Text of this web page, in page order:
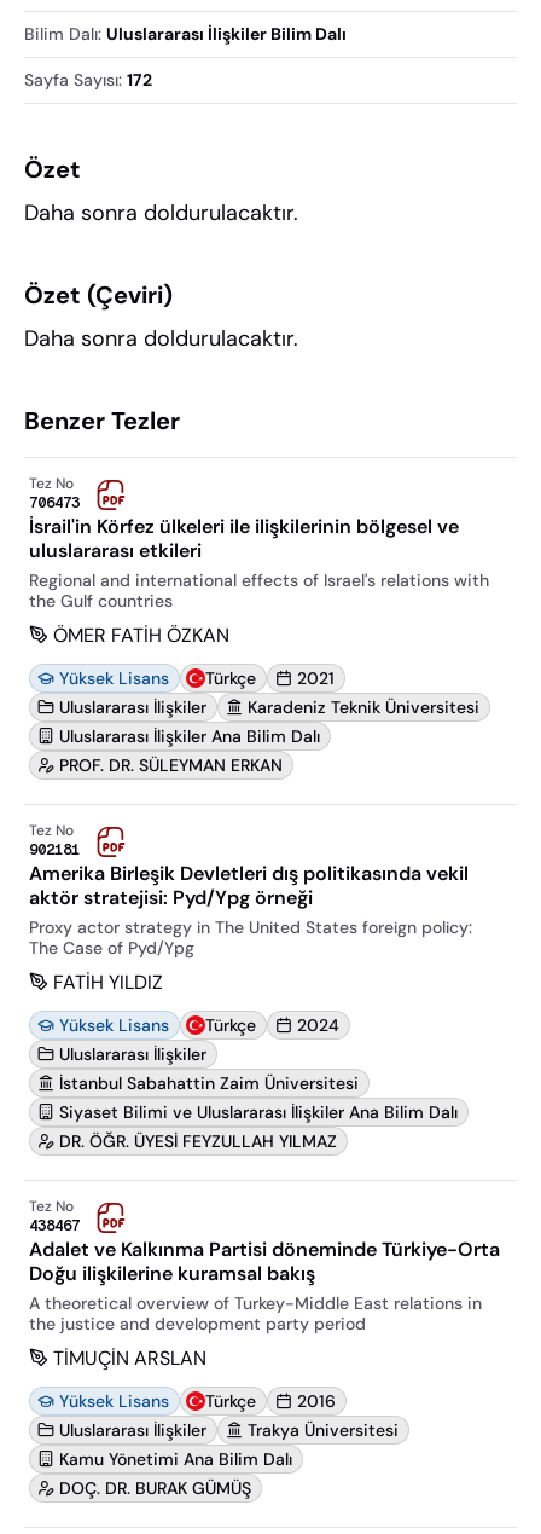
Bilim Dalı: Uluslararası İlişkiler Bilim Dalı
Sayfa Sayısı: 172
Özet
Daha sonra doldurulacaktır.
Özet (Çeviri)
Daha sonra doldurulacaktır.
Benzer Tezler
Tez No
706473
İsrail'in Körfez ülkeleri ile ilişkilerinin bölgesel ve
uluslararası etkileri
Regional and international effects of Israel's relations with
the Gulf countries
ÖMER FATİH ÖZKAN
Yüksek Lisans Türkçe
2021
Uluslararası İlişkiler
Karadeniz Teknik Üniversitesi
Uluslararası İlişkiler Ana Bilim Dalı
PROF. DR. SÜLEYMAN ERKAN
Tez No
902181
Amerika Birleşik Devletleri dış politikasında vekil
aktör stratejisi: Pyd/Ypg örneği
Proxy actor strategy i̇n The Uni̇ted States forei̇gn poli̇cy:
The Case of Pyd/Ypg
FATİH YILDIZ
Yüksek Lisans Türkçe
2024
Uluslararası İlişkiler
İstanbul Sabahattin Zaim Üniversitesi
Siyaset Bilimi ve Uluslararası İlişkiler Ana Bilim Dalı
DR. ÖĞR. ÜYESİ FEYZULLAH YILMAZ
Tez No
438467
Adalet ve Kalkınma Partisi döneminde Türkiye-Orta
Doğu ilişkilerine kuramsal bakış
A theoretical overview of Turkey-Middle East relations in
the justice and development party period
TİMUÇİN ARSLAN
Yüksek Lisans Türkçe
2016
Uluslararası İlişkiler
Trakya Üniversitesi
Kamu Yönetimi Ana Bilim Dalı
DOÇ. DR. BURAK GÜMÜŞ